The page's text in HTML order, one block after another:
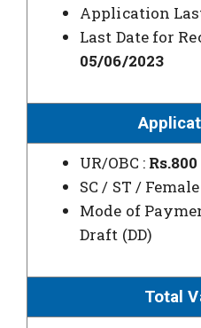
Application
Last Date for
05/06/2023
UR/OBC : Rs.800
SC / ST /
Mode of
Draft (DD)
Total